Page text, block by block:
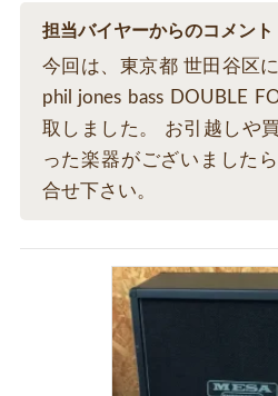
担当バイヤーからのコメント
今回は、東京都 世田谷区
phil jones bass DOUBLE
取しました。 お引越しや
った楽器がございました
合せ下さい。